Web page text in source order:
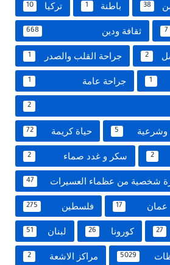
38 باطنة 1 تركيا 10
7 ثقافة ودين 668
2 جراحة القلب والصدر 1
1 جراحة عامة 1
2
وشرعية 5 حياة كريمة 72
2 سكر و غدد صماء 2
شخصية من عظماء العسيرات 47
عمان 17 فلسطين 275
27 كورونا 26 لبنان 51
5029 مراكز الاشعة 2